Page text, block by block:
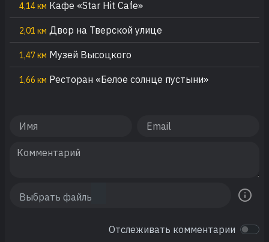
4,14 км Кафе «Star Hit Cafe»
2,01 км Двор на Тверской улице
1,47 км Музей Высоцкого
1,66 км Ресторан «Белое солнце пустыни»
Отслеживать комментарии